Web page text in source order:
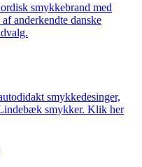
smykkebrand med
anderkendte danske
smykkedesinger,
smykker. Klik her